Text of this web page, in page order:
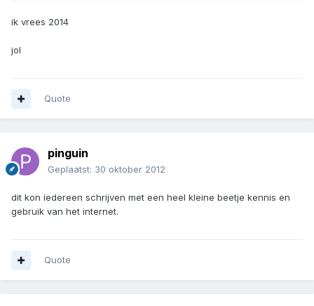
ik vrees 2014
jol
Quote
pinguin
Geplaatst: 30 oktober 2012
dit kon iedereen schrijven met een heel kleine beetje kennis en
gebruik van het internet.
Quote